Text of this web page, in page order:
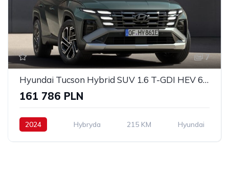
7
Hyundai Tucson Hybrid SUV 1.6 T-GDI HEV 6AT 2WD Executive 2024
161 786 PLN
2024 Hybryda 215 KM Hyundai